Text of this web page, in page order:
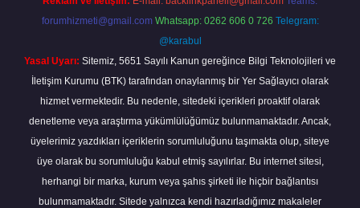
forumhizmeti@gmail.com Whatsapp: 0262 606 0 726 Telegram:
@karabul
Yasal Uyarı: Sitemiz, 5651 Sayılı Kanun gereğince Bilgi Teknolojileri ve
İletişim Kurumu (BTK) tarafından onaylanmış bir Yer Sağlayıcı olarak
hizmet vermektedir. Bu nedenle, sitedeki içerikleri proaktif olarak
denetleme veya araştırma yükümlülüğümüz bulunmamaktadır. Ancak,
üyelerimiz yazdıkları içeriklerin sorumluluğunu taşımakta olup, siteye
üye olarak bu sorumluluğu kabul etmiş sayılırlar. Bu internet sitesi,
herhangi bir marka, kurum veya şahıs şirketi ile hiçbir bağlantısı
bulunmamaktadır. Sitede yalnızca kendi hazırladığımız makaleler